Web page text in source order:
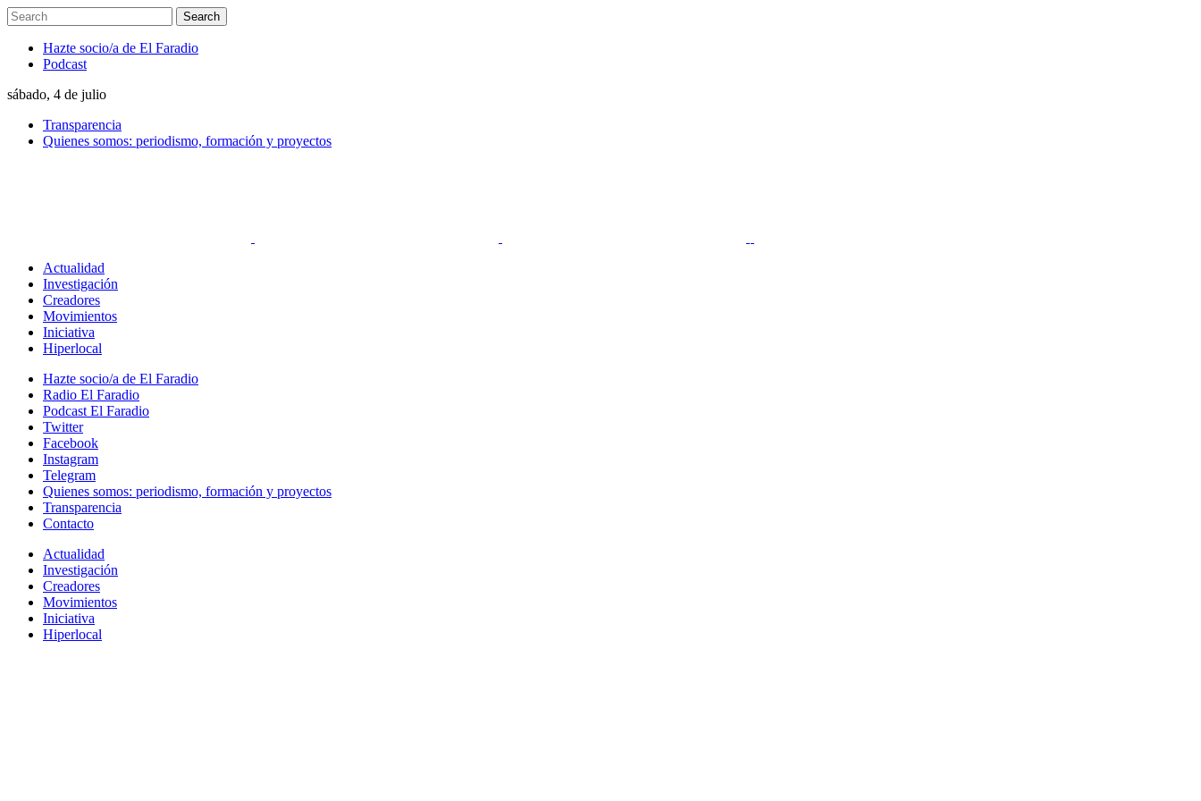
Hazte socio/a de El Faradio
Podcast
sábado, 4 de julio
Transparencia
Quienes somos: periodismo, formación y proyectos
Actualidad
Investigación
Creadores
Movimientos
Iniciativa
Hiperlocal
Hazte socio/a de El Faradio
Radio El Faradio
Podcast El Faradio
Twitter
Facebook
Instagram
Telegram
Quienes somos: periodismo, formación y proyectos
Transparencia
Contacto
Actualidad
Investigación
Creadores
Movimientos
Iniciativa
Hiperlocal